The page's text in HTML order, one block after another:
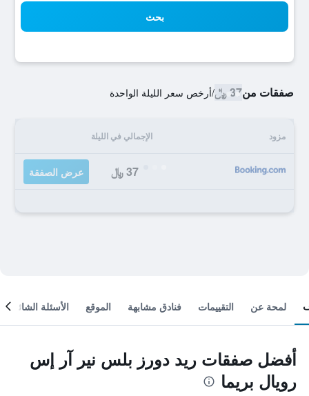
بحث
صفقات من37 ﷼ /أرخص سعر الليلة الواحدة
مزود الإجمالي في الليلة
37 ﷼ عرض الصفقة
لمحة عن التقييمات فنادق مشابهة الموقع الأسئلة الشائعة
أفضل صفقات ريد دورز بلس نير آر إس
رويال بريما